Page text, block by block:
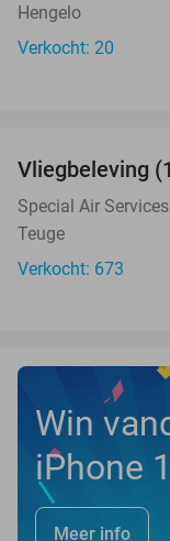
Hengelo
Verkocht: 20
Vliegbeleving
Special Air Services
Teuge
Verkocht: 673
Win
iPhone
Meer info